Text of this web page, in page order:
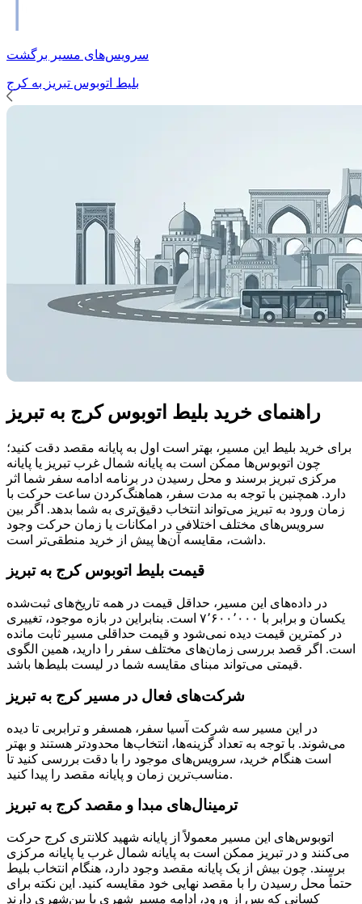
سرویس‌های مسیر برگشت
بلیط اتوبوس تبریز به کرج
راهنمای خرید بلیط اتوبوس کرج به تبریز
برای خرید بلیط این مسیر، بهتر است اول به پایانه مقصد دقت کنید؛
چون اتوبوس‌ها ممکن است به پایانه شمال غرب تبریز یا پایانه
مرکزی تبریز برسند و محل رسیدن در برنامه ادامه سفر شما اثر
دارد. همچنین با توجه به مدت سفر، هماهنگ‌کردن ساعت حرکت با
زمان ورود به تبریز می‌تواند انتخاب دقیق‌تری به شما بدهد. اگر بین
سرویس‌های مختلف اختلافی در امکانات یا زمان حرکت وجود
داشت، مقایسه آن‌ها پیش از خرید منطقی‌تر است.
قیمت بلیط اتوبوس کرج به تبریز
در داده‌های این مسیر، حداقل قیمت در همه تاریخ‌های ثبت‌شده
یکسان و برابر با ۷٬۶۰۰٬۰۰۰ است. بنابراین در بازه موجود، تغییری
در کمترین قیمت دیده نمی‌شود و قیمت حداقلی مسیر ثابت مانده
است. اگر قصد بررسی زمان‌های مختلف سفر را دارید، همین الگوی
قیمتی می‌تواند مبنای مقایسه شما در لیست بلیط‌ها باشد.
شرکت‌های فعال در مسیر کرج به تبریز
در این مسیر سه شرکت آسیا سفر، همسفر و ترابربی تا دیده
می‌شوند. با توجه به تعداد گزینه‌ها، انتخاب‌ها محدودتر هستند و بهتر
است هنگام خرید، سرویس‌های موجود را با دقت بررسی کنید تا
مناسب‌ترین زمان و پایانه مقصد را پیدا کنید.
ترمینال‌ها‏ی مبدا و مقصد کرج به تبریز
اتوبوس‌های این مسیر معمولاً از پایانه شهید کلانتری کرج حرکت
می‌کنند و در تبریز ممکن است به پایانه شمال غرب یا پایانه مرکزی
برسند. چون بیش از یک پایانه مقصد وجود دارد، هنگام انتخاب بلیط
حتماً محل رسیدن را با مقصد نهایی خود مقایسه کنید. این نکته برای
کسانی که پس از ورود، ادامه مسیر شهری یا بین‌شهری دارند